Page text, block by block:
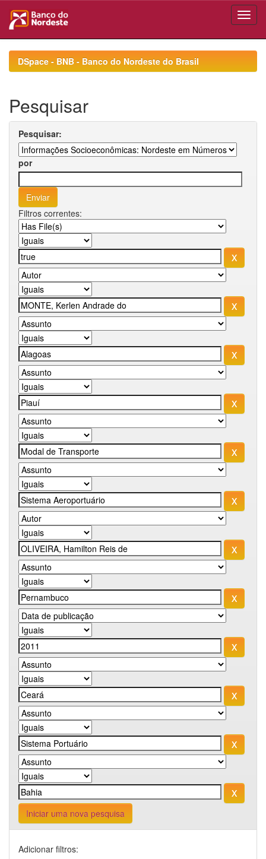
navigationDSpace - BNB - Banco do Nordeste do Brasil
Pesquisar
Pesquisar:
por
Filtros correntes:
Iniciar uma nova pesquisa
Adicionar filtros: